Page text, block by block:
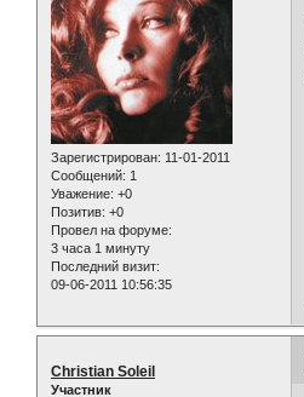
Зарегистрирован: 11-01-2011
Сообщений: 1
Уважение: +0
Позитив: +0
Провел на форуме:
3 часа 1 минуту
Последний визит:
09-06-2011 10:56:35
Christian Soleil
Участник